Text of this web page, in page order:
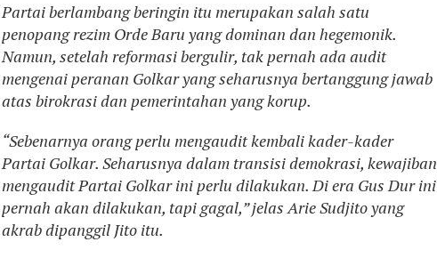
Partai berlambang beringin itu merupakan salah satu
penopang rezim Orde Baru yang dominan dan hegemonik.
Namun, setelah reformasi bergulir, tak pernah ada audit
mengenai peranan Golkar yang seharusnya bertanggung jawab
atas birokrasi dan pemerintahan yang korup.
“Sebenarnya orang perlu mengaudit kembali kader-kader
Partai Golkar. Seharusnya dalam transisi demokrasi, kewajiban
mengaudit Partai Golkar ini perlu dilakukan. Di era Gus Dur ini
pernah akan dilakukan, tapi gagal,” jelas Arie Sudjito yang
akrab dipanggil Jito itu.